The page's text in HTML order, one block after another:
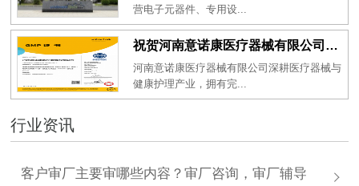
营电子元器件、专用设...
祝贺河南意诺康医疗器械有限公司2026年一次性成功通过GMP认证
河南意诺康医疗器械有限公司深耕医疗器械与
健康护理产业，拥有完...
行业资讯
客户审厂主要审哪些内容？审厂咨询，审厂辅导